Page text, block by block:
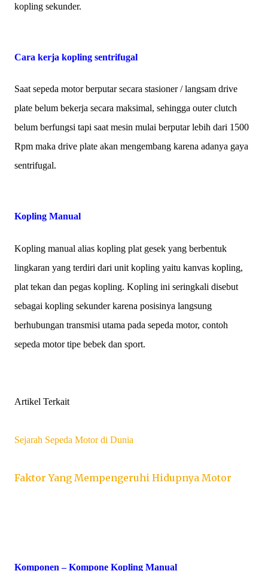
kopling sekunder.
Cara kerja kopling sentrifugal
Saat sepeda motor berputar secara stasioner / langsam drive
plate belum bekerja secara maksimal, sehingga outer clutch
belum berfungsi tapi saat mesin mulai berputar lebih dari 1500
Rpm maka drive plate akan mengembang karena adanya gaya
sentrifugal.
Kopling Manual
Kopling manual alias kopling plat gesek yang berbentuk
lingkaran yang terdiri dari unit kopling yaitu kanvas kopling,
plat tekan dan pegas kopling. Kopling ini seringkali disebut
sebagai kopling sekunder karena posisinya langsung
berhubungan transmisi utama pada sepeda motor, contoh
sepeda motor tipe bebek dan sport.
Artikel Terkait
Sejarah Sepeda Motor di Dunia
Faktor Yang Mempengeruhi Hidupnya Motor
Komponen – Kompone Kopling Manual